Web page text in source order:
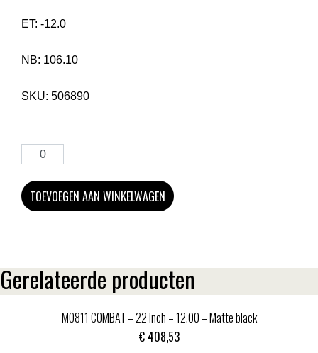
ET: -12.0
NB: 106.10
SKU: 506890
TOEVOEGEN AAN WINKELWAGEN
Gerelateerde producten
MO811 COMBAT – 22 inch – 12.00 – Matte black
€408,53